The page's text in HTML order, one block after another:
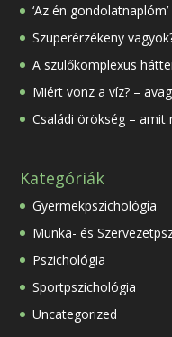
‘Az én
Szuperérzékeny
A szülőkomplexus
Miért vonz a víz? –
Családi örökség – amit
Kategóriák
Gyermekpszichológia
Munka- és
Pszichológia
Sportpszichológia
Uncategorized